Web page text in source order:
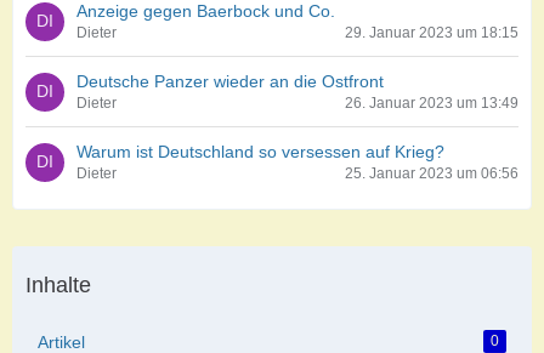
Anzeige gegen Baerbock und Co.
Dieter 29. Januar 2023 um 18:15
Deutsche Panzer wieder an die Ostfront
Dieter 26. Januar 2023 um 13:49
Warum ist Deutschland so versessen auf Krieg?
Dieter 25. Januar 2023 um 06:56
Inhalte
Artikel 0